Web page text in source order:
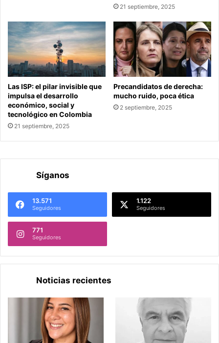
21 septiembre, 2025
Las ISP: el pilar invisible que
impulsa el desarrollo
económico, social y
tecnológico en Colombia
21 septiembre, 2025
Precandidatos de derecha:
mucho ruido, poca ética
2 septiembre, 2025
Síganos
13.571
Seguidores
1.122
Seguidores
771
Seguidores
Noticias recientes